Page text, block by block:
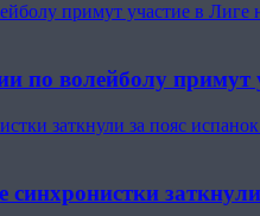
примут участие в
по волейболу
заткнули за пояс
синхронистки